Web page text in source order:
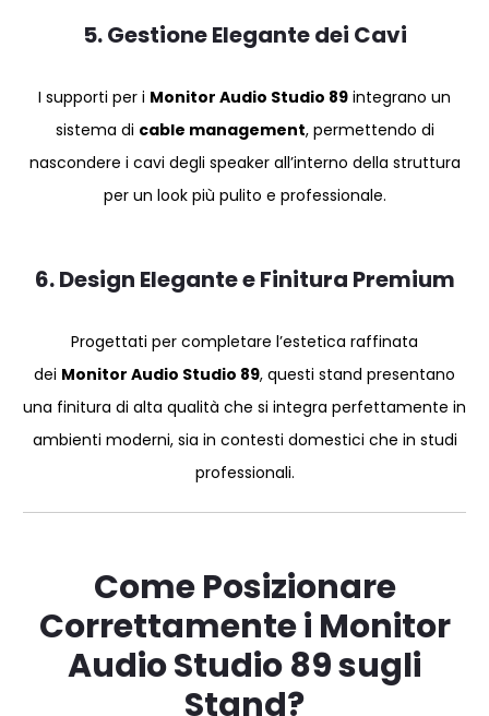
5. Gestione Elegante dei Cavi
I supporti per i Monitor Audio Studio 89 integrano un
sistema di cable management, permettendo di
nascondere i cavi degli speaker all’interno della struttura
per un look più pulito e professionale.
6. Design Elegante e Finitura Premium
Progettati per completare l’estetica raffinata
dei Monitor Audio Studio 89, questi stand presentano
una finitura di alta qualità che si integra perfettamente in
ambienti moderni, sia in contesti domestici che in studi
professionali.
Come Posizionare
Correttamente i Monitor
Audio Studio 89 sugli
Stand?